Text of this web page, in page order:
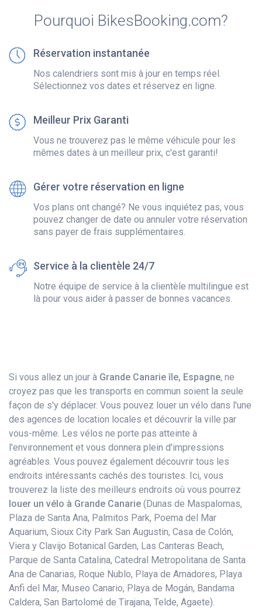
Pourquoi BikesBooking.com?
Réservation instantanée
Nos calendriers sont mis à jour en temps réel.
Sélectionnez vos dates et réservez en ligne.
Meilleur Prix Garanti
Vous ne trouverez pas le même véhicule pour les
mêmes dates à un meilleur prix, c'est garanti!
Gérer votre réservation en ligne
Vos plans ont changé? Ne vous inquiétez pas, vous
pouvez changer de date ou annuler votre réservation
sans payer de frais supplémentaires.
Service à la clientèle 24/7
Notre équipe de service à la clientèle multilingue est
là pour vous aider à passer de bonnes vacances.
Si vous allez un jour à Grande Canarie île, Espagne, ne
croyez pas que les transports en commun soient la seule
façon de s'y déplacer. Vous pouvez louer un vélo dans l'une
des agences de location locales et découvrir la ville par
vous-même. Les vélos ne porte pas atteinte à
l'environnement et vous donnera plein d'impressions
agréables. Vous pouvez également découvrir tous les
endroits intéressants cachés des touristes. Ici, vous
trouverez la liste des meilleurs endroits où vous pourrez
louer un vélo​ à Grande Canarie (Dunas de Maspalomas,
Plaza de Santa Ana, Palmitos Park, Poema del Mar
Aquarium, Sioux City Park San Augustin, Casa de Colón,
Viera y Clavijo Botanical Garden, Las Canteras Beach,
Parque de Santa Catalina, Catedral Metropolitana de Santa
Ana de Canarias, Roque Nublo, Playa de Amadores, Playa
Anfi del Mar, Museo Canario, Playa de Mogán, Bandama
Caldera, San Bartolomé de Tirajana, Telde, Agaete).